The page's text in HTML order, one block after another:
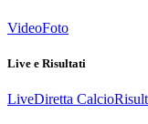
VideoFoto
Live e Risultati
LiveDiretta Calcio